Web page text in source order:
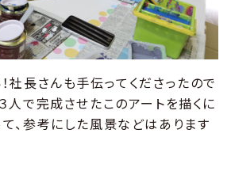
社長さんも手伝ってくださったので
人で完成させたこのアートを描くに
、参考にした風景などはあります